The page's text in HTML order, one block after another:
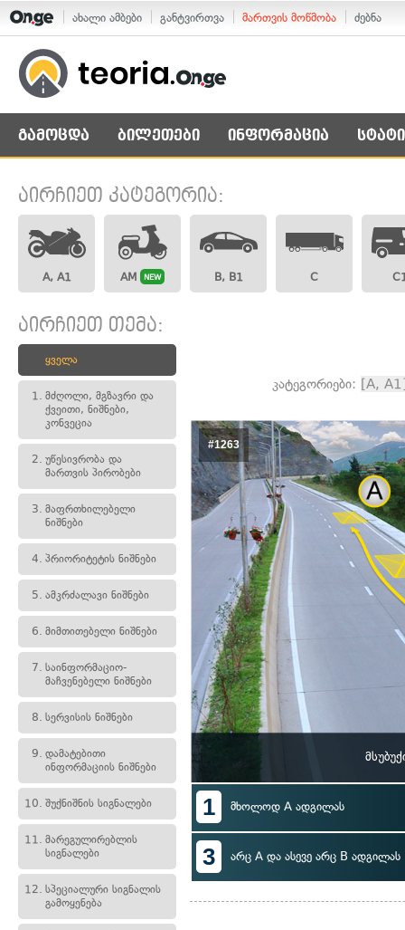
ახალი ამბები განტვირთვა მართვის მოწმობა ძებნა
გამოცდა ბილეთები ინფორმაცია
აირჩიეთ კატეგორია:
A, A1 AM NEW B, B1 C
აირჩიეთ თემა:
ყველა
1. მძღოლი, მგზავრი და
ქვეითი, ნიშნები,
კონვეცია
2. უწესივრობა და
მართვის პირობები
3. მაფრთხილებელი
ნიშნები
4. პრიორიტეტის ნიშნები
5. ამკრძალავი ნიშნები
6. მიმთითებელი ნიშნები
7. საინფორმაციო-
მაჩვენებელი ნიშნები
8. სერვისის ნიშნები
9. დამატებითი
ინფორმაციის ნიშნები
10. შუქნიშნის სიგნალები
11. მარეგულირებლის
სიგნალები
12. სპეციალური სიგნალის
გამოყენება
კატეგორიები: [A,
#1263
1 მხოლოდ A ადგილას
3 არც A და ასევე არც B ადგილას